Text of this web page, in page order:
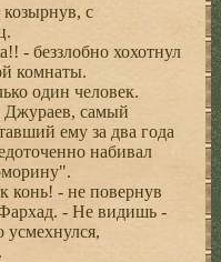
с
- беззлобно хохотнул
комнаты.
один человек.
Джураев, самый
ему за два года
набивал
конь! - не повернув
- Не видишь -
усмехнулся,